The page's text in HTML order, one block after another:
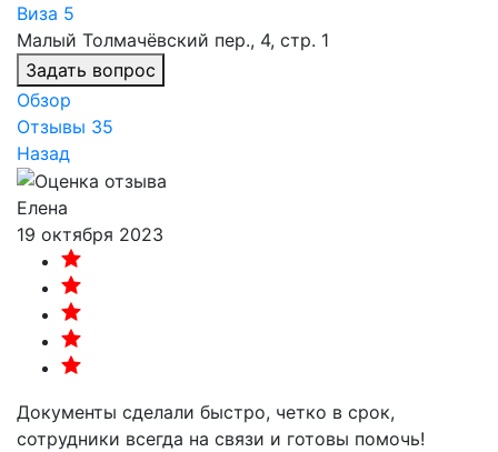
Виза 5
Малый Толмачёвский пер., 4, стр. 1
Задать вопрос
Обзор
Отзывы 35
Назад
Елена
19 октября 2023
Документы сделали быстро, четко в срок,
сотрудники всегда на связи и готовы помочь!